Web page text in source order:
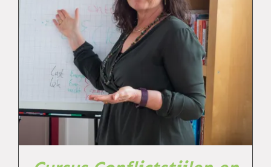
TOEVOEGEN AAN WINKELWAGEN / DETAILS